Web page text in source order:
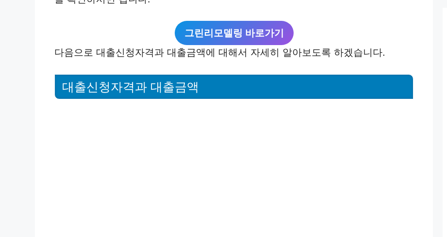
그린리모델링 바로가기
다음으로 대출신청자격과 대출금액에 대해서 자세히 알아보도록 하겠습니다.
대출신청자격과 대출금액